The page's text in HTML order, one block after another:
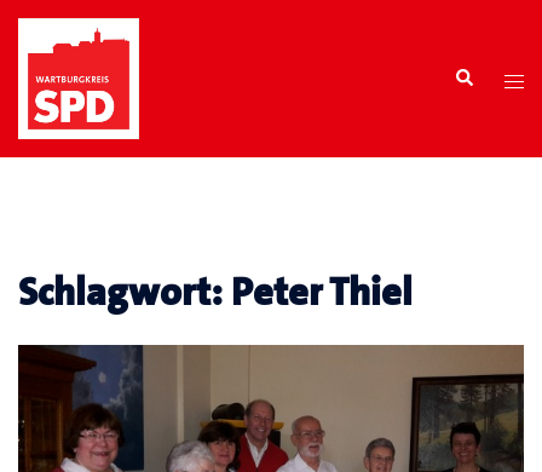
Zum
springen
Search
Schlagwort: Peter Thiel